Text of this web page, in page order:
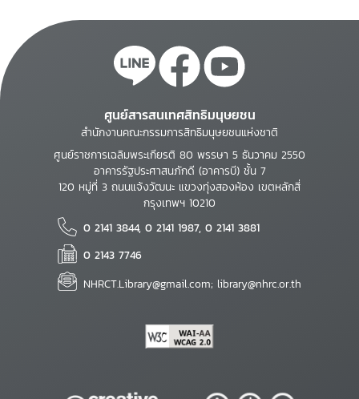
ศูนย์สารสนเทศสิทธิมนุษยชน
สำนักงานคณะกรรมการสิทธิมนุษยชนแห่งชาติ
ศูนย์ราชการเฉลิมพระเกียรติ 80 พรรษา 5 ธันวาคม 2550
อาคารรัฐประศาสนภักดี (อาคารบี) ชั้น 7
120 หมู่ที่ 3 ถนนแจ้งวัฒนะ แขวงทุ่งสองห้อง เขตหลักสี่
กรุงเทพฯ 10210
0 2141 3844, 0 2141 1987, 0 2141 3881
0 2143 7746
NHRCT.Library@gmail.com; library@nhrc.or.th